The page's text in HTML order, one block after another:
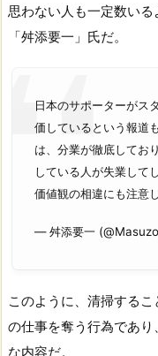
思わない人も一定数い
「舛添要一」氏だ。
日本のサポーターがス
価しているという報道
は、分業が徹底してお
している人が失業して
価値観の相違にも注意
— 舛添要一
このように、清掃する
の仕事を奪う行為であ
な内容だ。